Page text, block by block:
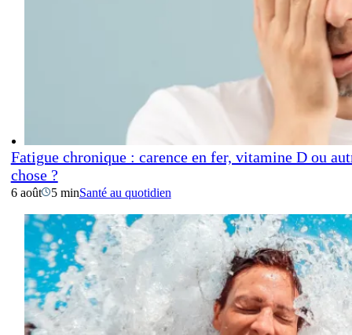
Fatigue chronique : carence en fer, vitamine D ou
chose ?
6 août 5 minSanté au quotidien